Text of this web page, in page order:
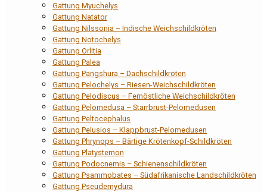
Gattung Myuchelys
Gattung Natator
Gattung Nilssonia – Indische Weichschildkröten
Gattung Notochelys
Gattung Orlitia
Gattung Palea
Gattung Pangshura – Dachschildkröten
Gattung Pelochelys – Riesen-Weichschildkröten
Gattung Pelodiscus – Fernöstliche Weichschildkröten
Gattung Pelomedusa – Starrbrust-Pelomedusen
Gattung Peltocephalus
Gattung Pelusios – Klappbrust-Pelomedusen
Gattung Phrynops – Bärtige Krötenkopf-Schildkröten
Gattung Platysternon
Gattung Podocnemis – Schienenschildkröten
Gattung Psammobates – Südafrikanische Landschildkröten
Gattung Pseudemydura